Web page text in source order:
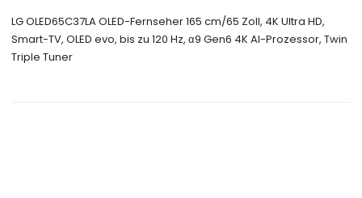
LG OLED65C37LA OLED-Fernseher 165 cm/65 Zoll, 4K Ultra HD,
Smart-TV, OLED evo, bis zu 120 Hz, α9 Gen6 4K AI-Prozessor, Twin
Triple Tuner